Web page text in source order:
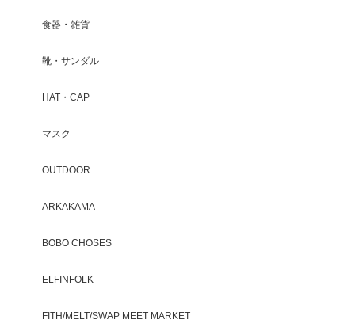
食器・雑貨
靴・サンダル
HAT・CAP
マスク
OUTDOOR
ARKAKAMA
BOBO CHOSES
ELFINFOLK
FITH/MELT/SWAP MEET MARKET